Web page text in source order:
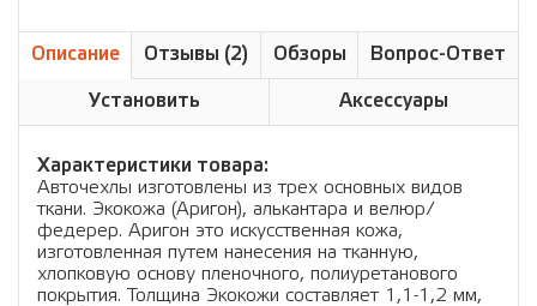
Описание Отзывы (2) Обзоры Вопрос-Ответ
Установить Аксессуары
Характеристики товара:
Авточехлы изготовлены из трех основных видов
ткани. Экокожа (Аригон), алькантара и велюр/
федерер. Аригон это искусственная кожа,
изготовленная путем нанесения на тканную,
хлопковую основу пленочного, полиуретанового
покрытия. Толщина Экокожи составляет 1,1-1,2 мм,